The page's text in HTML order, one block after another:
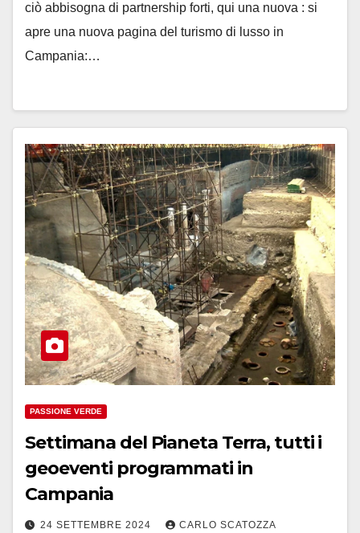
ciò abbisogna di partnership forti, qui una nuova : si
apre una nuova pagina del turismo di lusso in
Campania:…
PASSIONE VERDE
Settimana del Pianeta Terra, tutti i
geoeventi programmati in
Campania
24 SETTEMBRE 2024 CARLO SCATOZZA